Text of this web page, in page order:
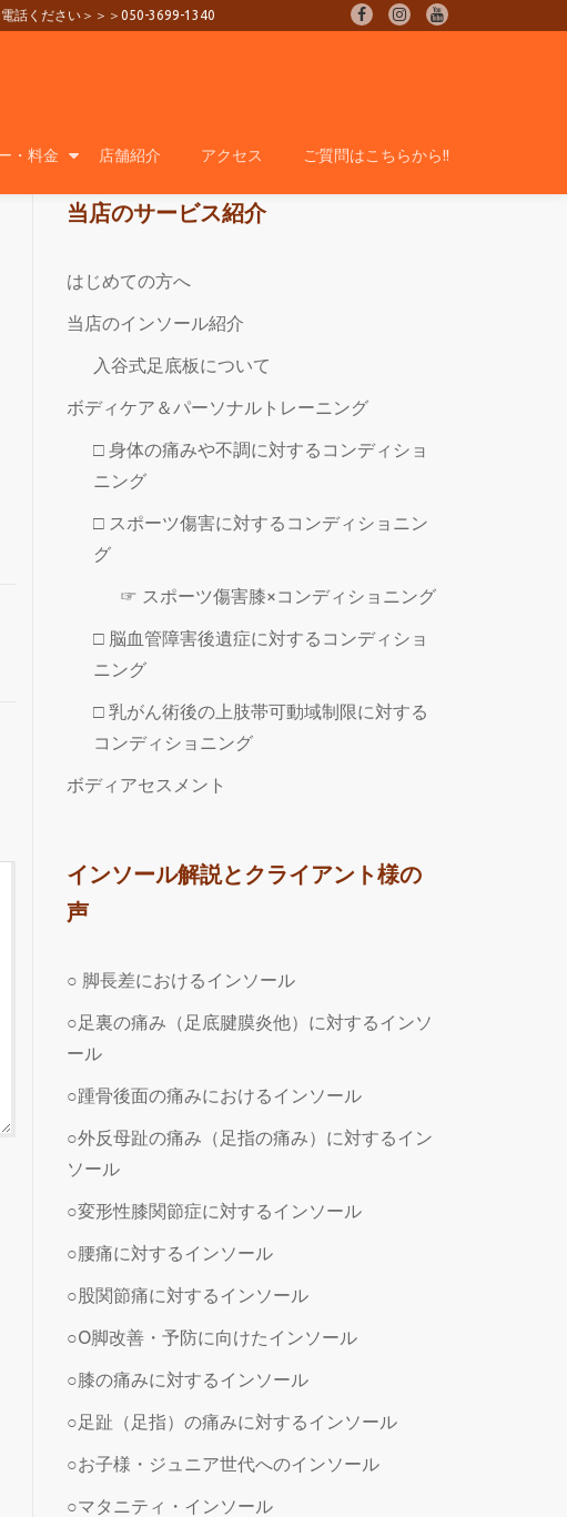
さい＞＞＞050-3699-1340
fa-
fa-
fa-
・料金 店舗紹介 アクセス ご質問はこちらから!!
当店のサービス紹介
はじめての方へ
当店のインソール紹介
入谷式足底板について
ボディケア＆パーソナルトレーニング
□ 身体の痛みや不調に対するコンディショ
ニング
□ スポーツ傷害に対するコンディショニン
グ
☞ スポーツ傷害膝×コンディショニング
□ 脳血管障害後遺症に対するコンディショ
ニング
□ 乳がん術後の上肢帯可動域制限に対する
コンディショニング
ボディアセスメント
インソール解説とクライアント様の
声
○ 脚長差におけるインソール
○足裏の痛み（足底腱膜炎他）に対するインソ
ール
○踵骨後面の痛みにおけるインソール
○外反母趾の痛み（足指の痛み）に対するイン
ソール
○変形性膝関節症に対するインソール
○腰痛に対するインソール
○股関節痛に対するインソール
○O脚改善・予防に向けたインソール
○膝の痛みに対するインソール
○足趾（足指）の痛みに対するインソール
○お子様・ジュニア世代へのインソール
○マタニティ・インソール